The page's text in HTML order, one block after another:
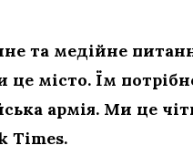
та медійне
це місто. Їм
армія. Ми це
Times.